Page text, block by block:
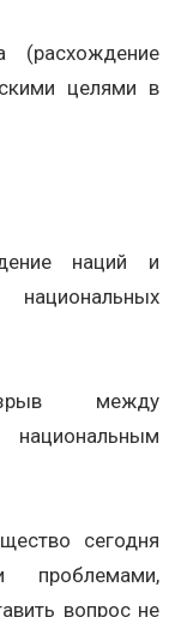
(расхождение
целями в
наций и
между
сегодня
проблемами,
вопрос не